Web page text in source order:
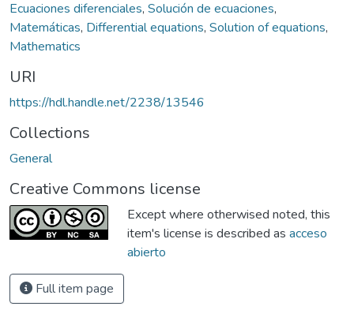
Ecuaciones diferenciales, Solución de ecuaciones,
Matemáticas, Differential equations, Solution of equations,
Mathematics
URI
https://hdl.handle.net/2238/13546
Collections
General
Creative Commons license
Except where otherwised noted, this
item's license is described as acceso
abierto
Full item page